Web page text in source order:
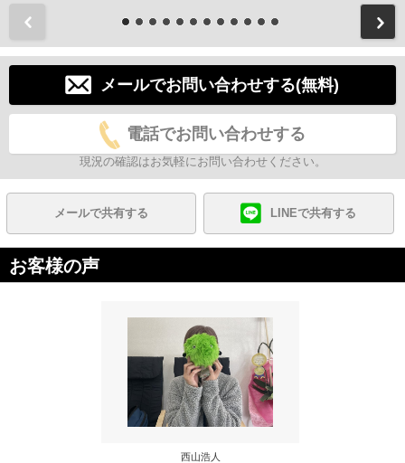
メールでお問い合わせする(無料)
電話でお問い合わせする
現況の確認はお気軽にお問い合わせください。
メールで共有する LINEで共有する
お客様の声
西山浩人